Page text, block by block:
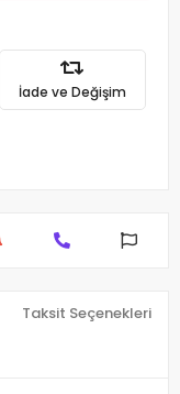
İade ve Değişim
Taksit Seçenekleri